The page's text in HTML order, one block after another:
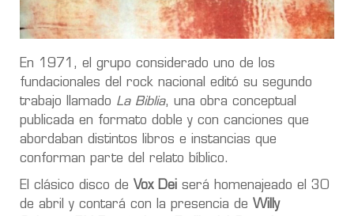
En 1971, el grupo considerado uno de los
fundacionales del rock nacional editó su segundo
trabajo llamado La Biblia, una obra conceptual
publicada en formato doble y con canciones que
abordaban distintos libros e instancias que
conforman parte del relato bíblico.
El clásico disco de Vox Dei será homenajeado el 30
de abril y contará con la presencia de Willy